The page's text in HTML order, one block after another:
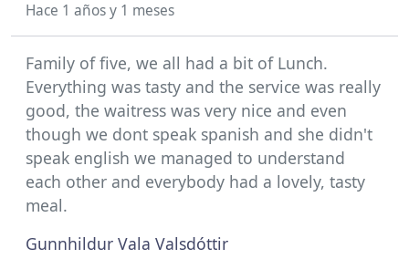
Hace 1 años y 1 meses
Family of five, we all had a bit of Lunch.
Everything was tasty and the service was really
good, the waitress was very nice and even
though we dont speak spanish and she didn't
speak english we managed to understand
each other and everybody had a lovely, tasty
meal.
Gunnhildur Vala Valsdóttir